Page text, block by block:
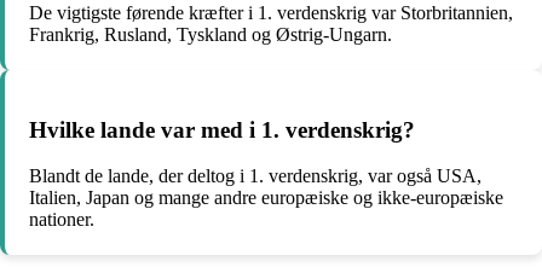
De vigtigste førende kræfter i 1. verdenskrig var Storbritannien,
Frankrig, Rusland, Tyskland og Østrig-Ungarn.
Hvilke lande var med i 1. verdenskrig?
Blandt de lande, der deltog i 1. verdenskrig, var også USA,
Italien, Japan og mange andre europæiske og ikke-europæiske
nationer.